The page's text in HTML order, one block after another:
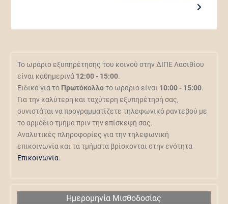
Το ωράριο εξυπηρέτησης του κοινού στην ΔΙΠΕ Λασιθίου
είναι καθημερινά 12:00 - 15:00.
Ειδικά για το Πρωτόκολλοτο ωράριο είναι 10:00 - 15:00.
Για την καλύτερη και ταχύτερη εξυπηρέτησή σας,
συνιστάται να προγραμματίζετε τηλεφωνικό ραντεβού με
το αρμόδιο τμήμα πριν την επίσκεψή σας.
Αναλυτικές πληροφορίες για την τηλεφωνική
επικοινωνία και τα τμήματα βρίσκονται στην ενότητα
Επικοινωνία.
Ημερομηνία Μισθοδοσίας